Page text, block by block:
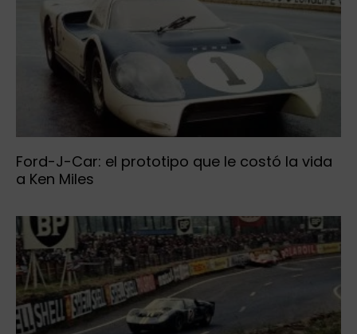
Ford-J-Car: el prototipo que le costó la vida
a Ken Miles